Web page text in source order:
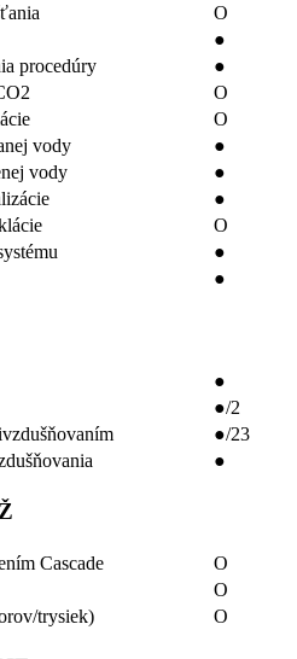
O
●
procedúry
●
O
O
vody
●
vody
●
●
O
●
●
●
●/2
●/23
●
Cascade
O
O
trysiek)
O